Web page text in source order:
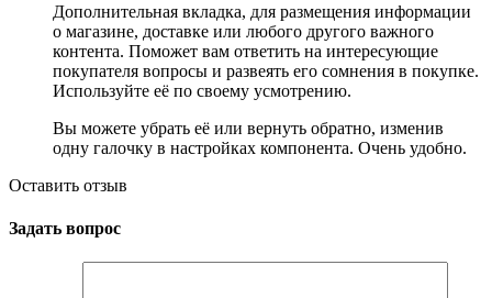
Дополнительная вкладка, для размещения информации
о магазине, доставке или любого другого важного
контента. Поможет вам ответить на интересующие
покупателя вопросы и развеять его сомнения в покупке.
Используйте её по своему усмотрению.
Вы можете убрать её или вернуть обратно, изменив
одну галочку в настройках компонента. Очень удобно.
Оставить отзыв
Задать вопрос